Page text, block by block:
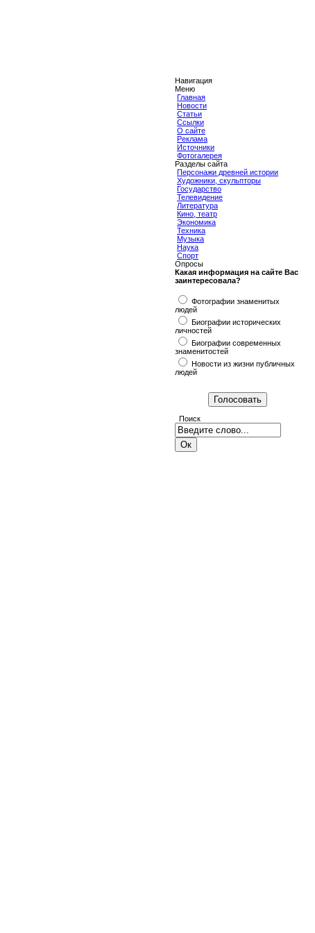
Навигация
Меню
Главная
Новости
Статьи
Ссылки
О сайте
Реклама
Источники
Фотогалерея
Разделы сайта
Персонажи древней истории
Художники, скульпторы
Государство
Телевидение
Литература
Кино, театр
Экономика
Техника
Музыка
Наука
Спорт
Опросы
Какая информация на сайте Вас
заинтересовала?
Фотографии знаменитых
людей
Биографии исторических
личностей
Биографии современных
знаменитостей
Новости из жизни публичных
людей
Поиск